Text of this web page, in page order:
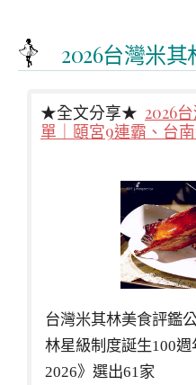
2026台灣米
★全文分享★ 2026
單｜頤宮9連霸、台
台灣米其林美食評鑑
林星級制度誕生100
2026》選出61家